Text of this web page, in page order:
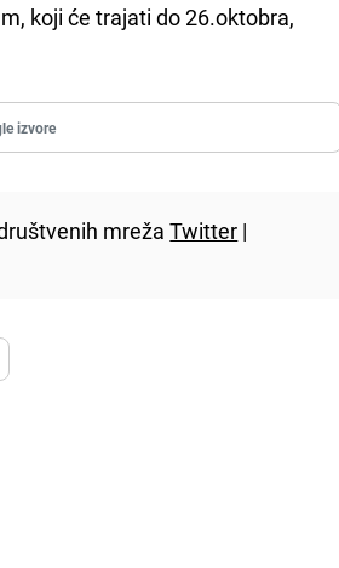
koji će trajati do 26.oktobra,
izvore
mrežaTwitter |